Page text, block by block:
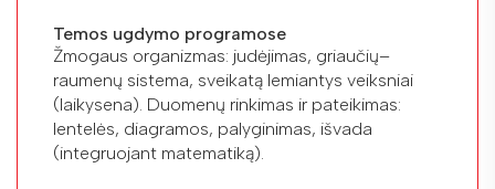
Temos ugdymo programose
Žmogaus organizmas: judėjimas, griaučių–
raumenų sistema, sveikatą lemiantys veiksniai
(laikysena). Duomenų rinkimas ir pateikimas:
lentelės, diagramos, palyginimas, išvada
(integruojant matematiką).